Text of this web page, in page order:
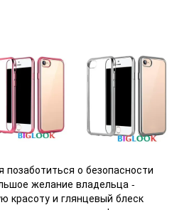
позаботиться о безопасности
желание владельца -
красоту и глянцевый блеск